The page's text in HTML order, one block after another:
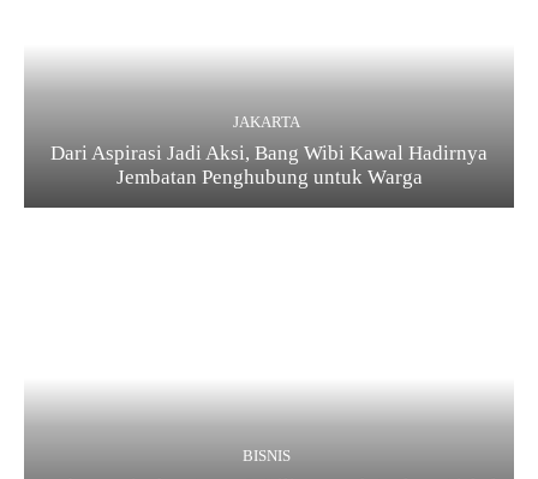
JAKARTA
Dari Aspirasi Jadi Aksi, Bang Wibi Kawal Hadirnya
Jembatan Penghubung untuk Warga
BISNIS